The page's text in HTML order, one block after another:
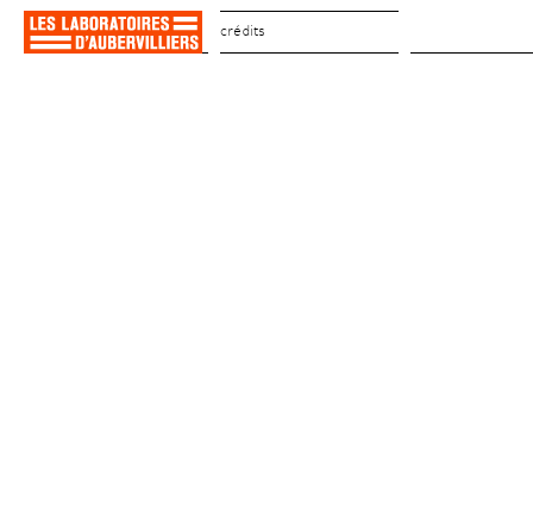
crédits